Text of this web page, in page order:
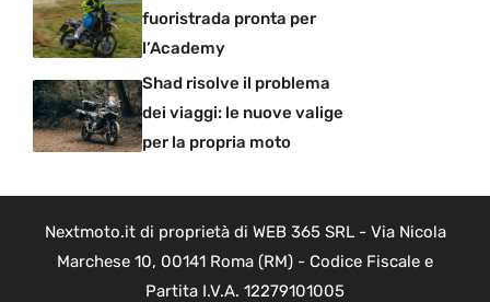
fuoristrada pronta per
l’Academy
Shad risolve il problema
dei viaggi: le nuove valige
per la propria moto
Nextmoto.it di proprietà di WEB 365 SRL - Via Nicola
Marchese 10, 00141 Roma (RM) - Codice Fiscale e
Partita I.V.A. 12279101005